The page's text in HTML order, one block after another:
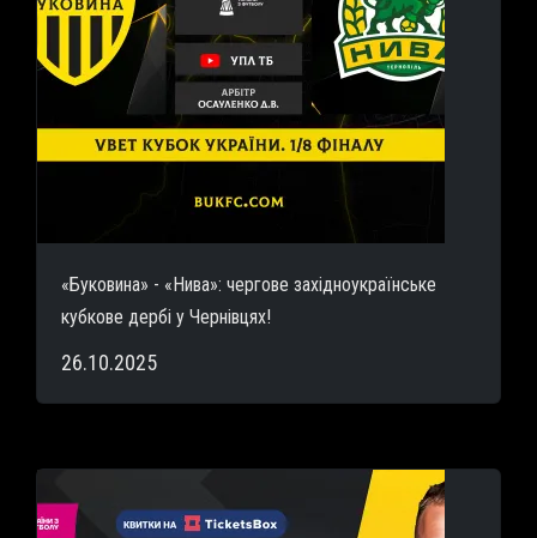
«Буковина» - «Нива»: чергове західноукраїнське
кубкове дербі у Чернівцях!
26.10.2025